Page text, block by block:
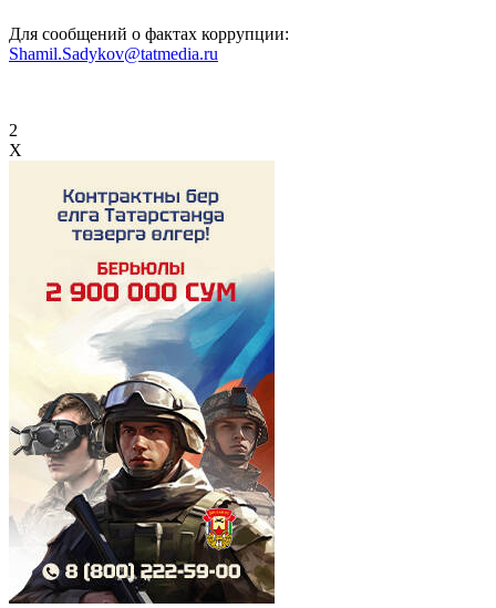
Для сообщений о фактах коррупции:
Shamil.Sadykov@tatmedia.ru
2
X